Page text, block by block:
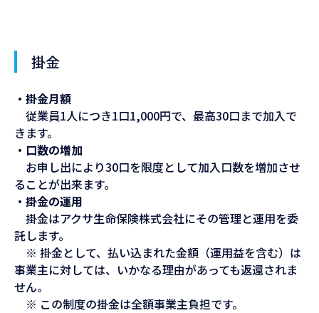
掛金
・掛金月額
従業員1人につき1口1,000円で、最高30口まで加入で
きます。
・口数の増加
お申し出により30口を限度として加入口数を増加させ
ることが出来ます。
・掛金の運用
掛金はアクサ生命保険株式会社にその管理と運用を委
託します。
※ 掛金として、払い込まれた金額（運用益を含む）は
事業主に対しては、いかなる理由があっても返還されま
せん。
※ この制度の掛金は全額事業主負担です。